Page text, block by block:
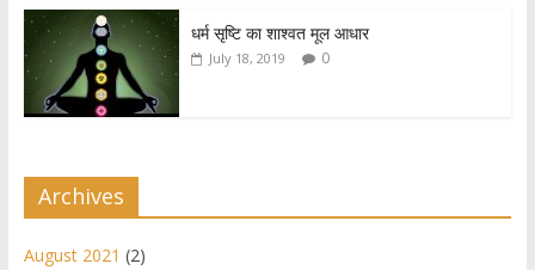
धर्म सृष्टि का शाश्वत मूल आधार
July 18, 2019 0
Archives
August 2021 (2)